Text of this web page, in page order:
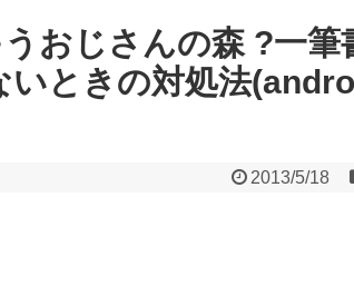
おじさんの森 ?一筆
いときの対処法
2013/5/18